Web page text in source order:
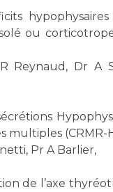
Des Usagers (CDU)
des Usagers
qualité et de sécurité
conclus
ou
Dr A
multiples (CRMR-
Pr A Barlier,
l’axe